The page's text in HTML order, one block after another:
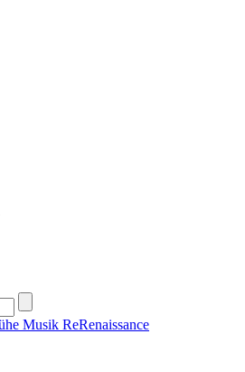
ReRenaissance